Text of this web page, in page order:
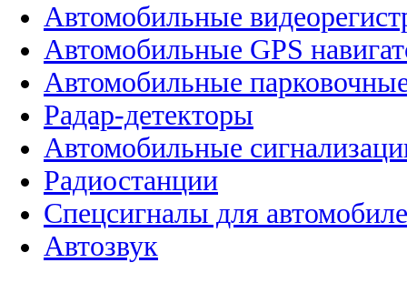
Автомобильные
Автомобильные GPS
Автомобильные
Радар-детекторы
Автомобильные
Радиостанции
Спецсигналы для
Автозвук